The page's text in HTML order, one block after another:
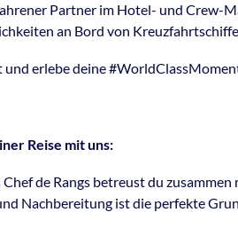
Partner im Hotel- und Crew-
an Bord von
und erlebe deine
Reise mit uns:
de Rangs betreust du zusammen
Nachbereitung ist die perfekte